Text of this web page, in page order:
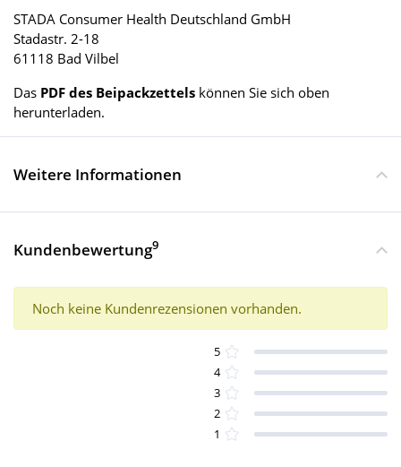
STADA Consumer Health Deutschland GmbH
Stadastr. 2-18
61118 Bad Vilbel
Das PDF des Beipackzettels können Sie sich oben
herunterladen.
Weitere Informationen
Kundenbewertung9
Noch keine Kundenrezensionen vorhanden.
5
4
3
2
1